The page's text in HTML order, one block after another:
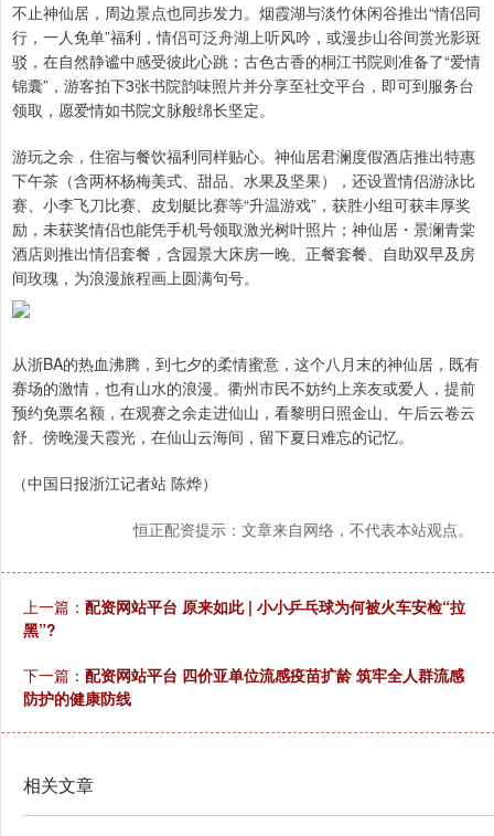
不止神仙居，周边景点也同步发力。烟霞湖与淡竹休闲谷推出“情侣同
行，一人免单”福利，情侣可泛舟湖上听风吟，或漫步山谷间赏光影斑
驳，在自然静谧中感受彼此心跳；古色古香的桐江书院则准备了“爱情
锦囊”，游客拍下3张书院韵味照片并分享至社交平台，即可到服务台
领取，愿爱情如书院文脉般绵长坚定。
游玩之余，住宿与餐饮福利同样贴心。神仙居君澜度假酒店推出特惠
下午茶（含两杯杨梅美式、甜品、水果及坚果），还设置情侣游泳比
赛、小李飞刀比赛、皮划艇比赛等“升温游戏”，获胜小组可获丰厚奖
励，未获奖情侣也能凭手机号领取激光树叶照片；神仙居・景澜青棠
酒店则推出情侣套餐，含园景大床房一晚、正餐套餐、自助双早及房
间玫瑰，为浪漫旅程画上圆满句号。
从浙BA的热血沸腾，到七夕的柔情蜜意，这个八月末的神仙居，既有
赛场的激情，也有山水的浪漫。衢州市民不妨约上亲友或爱人，提前
预约免票名额，在观赛之余走进仙山，看黎明日照金山、午后云卷云
舒、傍晚漫天霞光，在仙山云海间，留下夏日难忘的记忆。
（中国日报浙江记者站 陈烨）
恒正配资提示：文章来自网络，不代表本站观点。
上一篇： 配资网站平台 原来如此 | 小小乒乓球为何被火车安检“拉
黑”?
下一篇： 配资网站平台 四价亚单位流感疫苗扩龄 筑牢全人群流感
防护的健康防线
相关文章